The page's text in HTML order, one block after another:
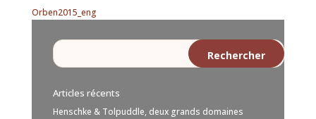
Orben2015_eng
Articles récents
Henschke & Tolpuddle, deux grands domaines